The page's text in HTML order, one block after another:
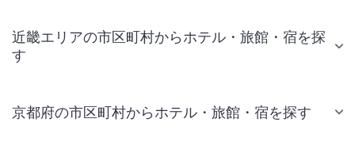
近畿エリアの市区町村からホテル・旅館・宿を探
す
京都府の市区町村からホテル・旅館・宿を探す